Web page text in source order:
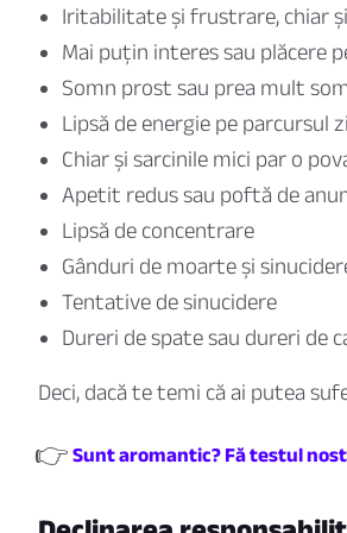
Iritabilitate și frustrare, chiar
Mai puțin interes sau plăcere
Somn prost sau prea mult
Lipsă de energie pe parcursul
Chiar și sarcinile mici par o
Apetit redus sau poftă de
Lipsă de concentrare
Gânduri de moarte și
Tentative de sinucidere
Dureri de spate sau dureri de
Deci, dacă te temi că ai putea
👉 Sunt aromantic? Fă testul